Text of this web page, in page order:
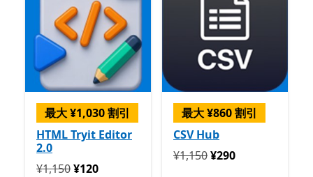
最大 ¥1,030 割引
HTML Tryit Editor
2.0
定価 ¥1,150 今すぐ ¥120
¥1,150¥120
最大 ¥860 割引
CSV Hub
定価 ¥1,150 今すぐ ¥290
¥1,150¥290